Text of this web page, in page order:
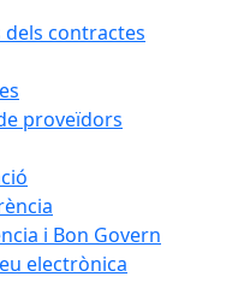
contractes
proveïdors
i Bon Govern
electrònica